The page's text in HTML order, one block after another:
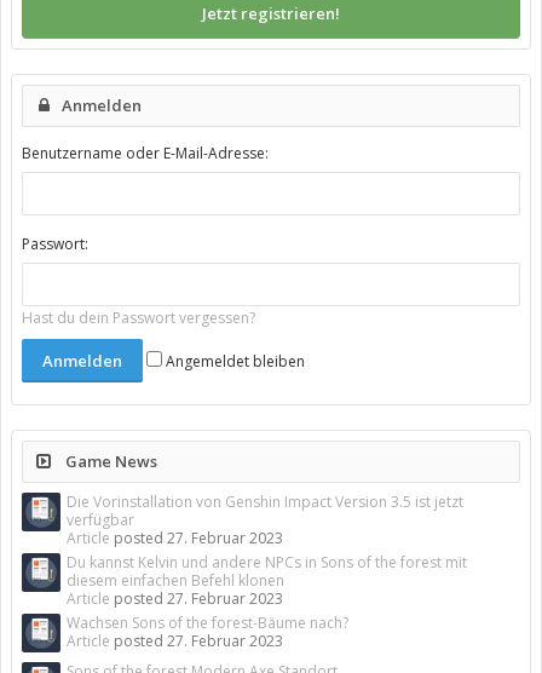
Jetzt registrieren!
Anmelden
Benutzername oder E-Mail-Adresse:
Passwort:
Hast du dein Passwort vergessen?
Angemeldet bleiben
Game News
Die Vorinstallation von Genshin Impact Version 3.5 ist jetzt
verfügbar
Article posted 27. Februar 2023
Du kannst Kelvin und andere NPCs in Sons of the forest mit
diesem einfachen Befehl klonen
Article posted 27. Februar 2023
Wachsen Sons of the forest-Bäume nach?
Article posted 27. Februar 2023